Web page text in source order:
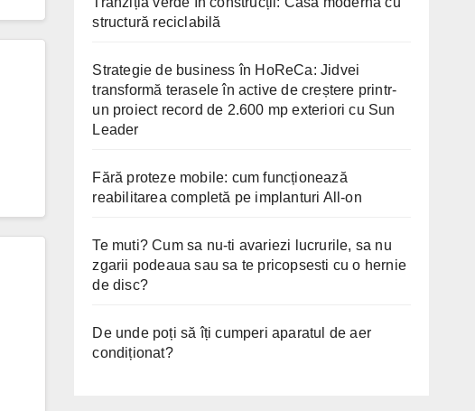
structură reciclabilă
Strategie de business în HoReCa: Jidvei
transformă terasele în active de creștere printr-
un proiect record de 2.600 mp exteriori cu Sun
Leader
Fără proteze mobile: cum funcționează
reabilitarea completă pe implanturi All-on
Te muti? Cum sa nu-ti avariezi lucrurile, sa nu
zgarii podeaua sau sa te pricopsesti cu o hernie
de disc?
De unde poți să îți cumperi aparatul de aer
condiționat?